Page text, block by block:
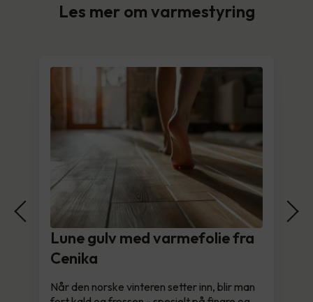
Les mer om varmestyring
Lune gulv med varmefolie fra
Cenika
Når den norske vinteren setter inn, blir man